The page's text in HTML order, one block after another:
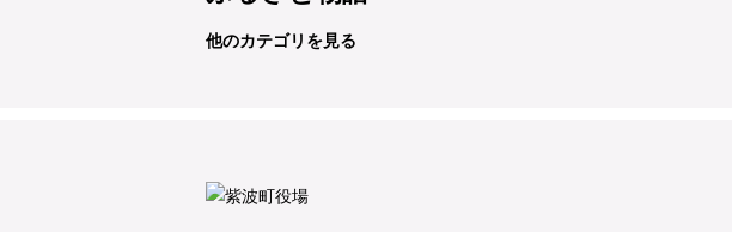
他のカテゴリを見る